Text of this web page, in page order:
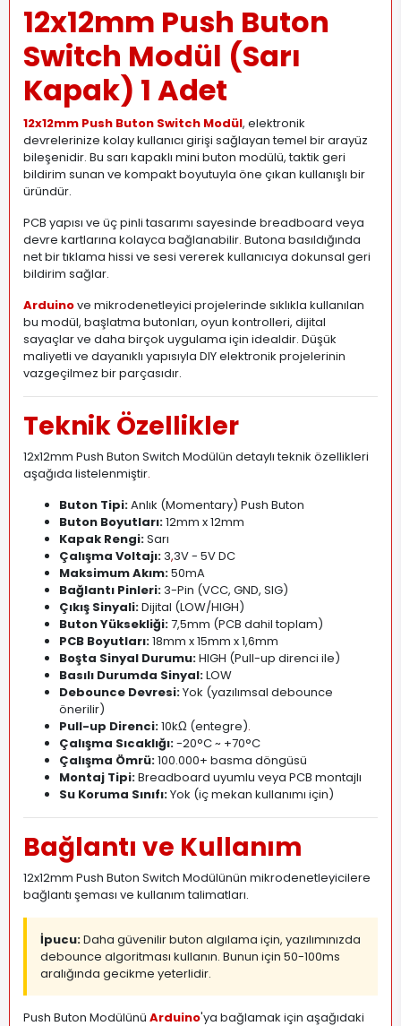
12x12mm Push Buton
Switch Modül (Sarı
Kapak) 1 Adet
12x12mm Push Buton Switch Modül, elektronik
devrelerinize kolay kullanıcı girişi sağlayan temel bir arayüz
bileşenidir. Bu sarı kapaklı mini buton modülü, taktik geri
bildirim sunan ve kompakt boyutuyla öne çıkan kullanışlı bir
üründür.
PCB yapısı ve üç pinli tasarımı sayesinde breadboard veya
devre kartlarına kolayca bağlanabilir. Butona basıldığında
net bir tıklama hissi ve sesi vererek kullanıcıya dokunsal geri
bildirim sağlar.
Arduinove mikrodenetleyici projelerinde sıklıkla kullanılan
bu modül, başlatma butonları, oyun kontrolleri, dijital
sayaçlar ve daha birçok uygulama için idealdir. Düşük
maliyetli ve dayanıklı yapısıyla DIY elektronik projelerinin
vazgeçilmez bir parçasıdır.
Teknik Özellikler
12x12mm Push Buton Switch Modülün detaylı teknik özellikleri
aşağıda listelenmiştir.
Buton Tipi:Anlık (Momentary) Push Buton
Buton Boyutları:12mm x 12mm
Kapak Rengi:Sarı
Çalışma Voltajı:3,3V - 5V DC
Maksimum Akım:50mA
Bağlantı Pinleri:3-Pin (VCC, GND, SIG)
Çıkış Sinyali:Dijital (LOW/HIGH)
Buton Yüksekliği:7,5mm (PCB dahil toplam)
PCB Boyutları:18mm x 15mm x 1,6mm
Boşta Sinyal Durumu:HIGH (Pull-up direnci ile)
Basılı Durumda Sinyal:LOW
Debounce Devresi:Yok (yazılımsal debounce
önerilir)
Pull-up Direnci:10kΩ (entegre).
Çalışma Sıcaklığı:-20°C ~ +70°C
Çalışma Ömrü:100.000+ basma döngüsü
Montaj Tipi:Breadboard uyumlu veya PCB montajlı
Su Koruma Sınıfı:Yok (iç mekan kullanımı için)
Bağlantı ve Kullanım
12x12mm Push Buton Switch Modülünün mikrodenetleyicilere
bağlantı şeması ve kullanım talimatları.
İpucu:Daha güvenilir buton algılama için, yazılımınızda
debounce algoritması kullanın. Bunun için 50-100ms
aralığında gecikme yeterlidir.
Push Buton Modülünü Arduino'ya bağlamak için aşağıdaki